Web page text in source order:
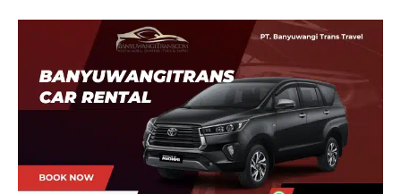
Genteng
Banyuwangi
–
Lepas
Kunci